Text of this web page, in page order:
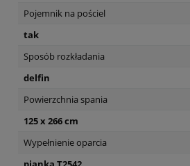
Pojemnik na pościel
tak
Sposób rozkładania
delfin
Powierzchnia spania
125 x 266 cm
Wypełnienie oparcia